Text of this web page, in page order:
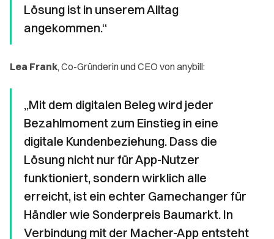
Lösung ist in unserem Alltag
angekommen.“
Lea Frank, Co-Gründerin und CEO von anybill:
„Mit dem digitalen Beleg wird jeder
Bezahlmoment zum Einstieg in eine
digitale Kundenbeziehung. Dass die
Lösung nicht nur für App-Nutzer
funktioniert, sondern wirklich alle
erreicht, ist ein echter Gamechanger für
Händler wie Sonderpreis Baumarkt. In
Verbindung mit der Macher-App entsteht